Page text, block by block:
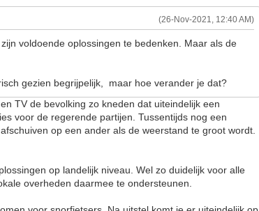
(26-Nov-2021, 12:40 AM)
voldoende oplossingen te bedenken. Maar als de
gezien begrijpelijk, maar hoe verander je dat?
TV de bevolking zo kneden dat uiteindelijk een
voor de regerende partijen. Tussentijds nog een
op een ander als de weerstand te groot wordt.
op landelijk niveau. Wel zo duidelijk voor alle
overheden daarmee te ondersteunen.